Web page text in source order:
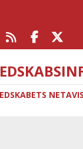
NETAVIS